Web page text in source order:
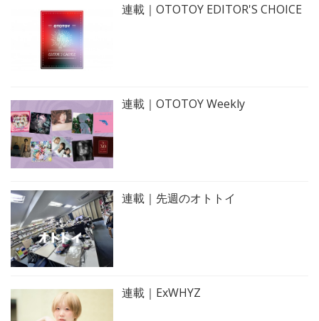
連載｜OTOTOY EDITOR'S CHOICE
連載｜OTOTOY Weekly
連載｜先週のオトトイ
連載｜ExWHYZ